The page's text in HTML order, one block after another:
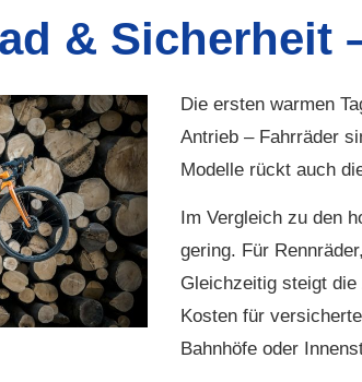
& Sicherheit
Die ersten warmen
Antrieb – Fahrräder
Modelle rückt auch
Im Vergleich zu den
gering. Für
Gleichzeitig steigt
Kosten für
Bahnhöfe oder